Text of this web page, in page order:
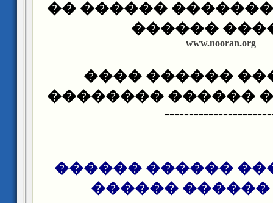
�������� �������
������
www.nooran.org
����� ���
������� ��
����� �����
�� ������